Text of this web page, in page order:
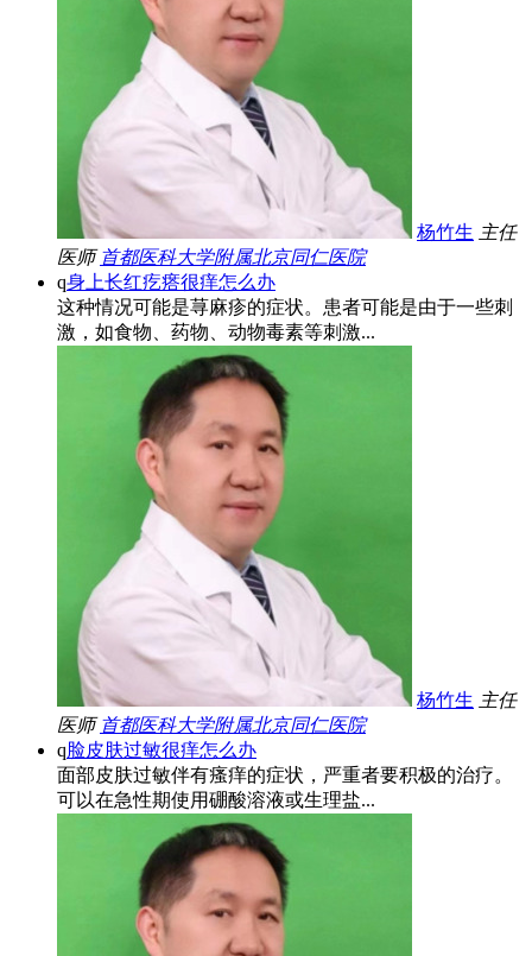
杨竹生 主任
医师 首都医科大学附属北京同仁医院
q身上长红疙瘩很痒怎么办
这种情况可能是荨麻疹的症状。患者可能是由于一些刺
激，如食物、药物、动物毒素等刺激...
杨竹生 主任
医师 首都医科大学附属北京同仁医院
q脸皮肤过敏很痒怎么办
面部皮肤过敏伴有瘙痒的症状，严重者要积极的治疗。
可以在急性期使用硼酸溶液或生理盐...